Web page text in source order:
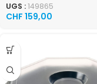
UGS :149865
CHF 159,00